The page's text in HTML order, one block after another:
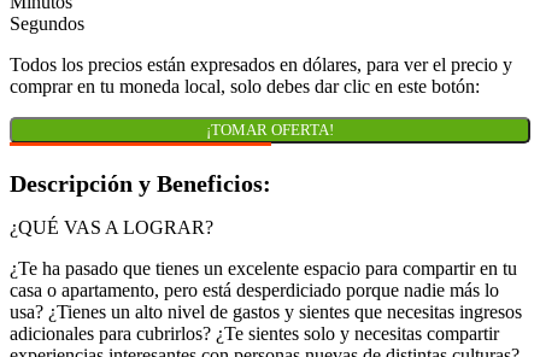
Segundos
Todos los precios están expresados en dólares, para ver el precio y
comprar en tu moneda local, solo debes dar clic en este botón:
¡TOMAR OFERTA!
Descripción y Beneficios:
¿QUÉ VAS A LOGRAR?
¿Te ha pasado que tienes un excelente espacio para compartir en tu
casa o apartamento, pero está desperdiciado porque nadie más lo
usa? ¿Tienes un alto nivel de gastos y sientes que necesitas ingresos
adicionales para cubrirlos? ¿Te sientes solo y necesitas compartir